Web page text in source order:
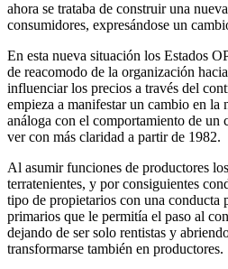
ahora se trataba de construir una
consumidores, expresándose un
En esta nueva situación los Estados
de reacomodo de la organización
influenciar los precios a través del
empieza a manifestar un cambio en la
análoga con el comportamiento de un
ver con más claridad a partir de 1982.
Al asumir funciones de productores
terratenientes, y por consiguientes
tipo de propietarios con una conducta
primarios que le permitía el paso al
dejando de ser solo rentistas y
transformarse también en productores.